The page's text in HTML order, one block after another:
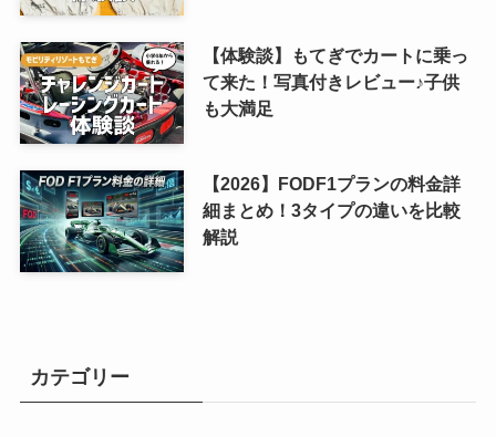
【体験談】もてぎでカートに乗っ
て来た！写真付きレビュー♪子供
も大満足
【2026】FODF1プランの料金詳
細まとめ！3タイプの違いを比較
解説
カテゴリー